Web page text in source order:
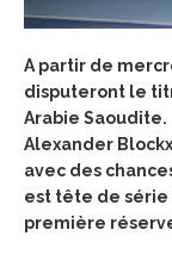
A partir de
disputeront le
Arabie Saoudite.
Alexander
avec des
est tête de série
première